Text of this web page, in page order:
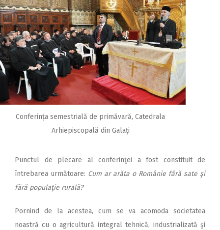
2013
2012
2011
2010
2009
Conferința semestrială de primăvară, Catedrala
Arhiepiscopală din Galaţi
Punctul de plecare al con­ferinţei a fost constituit de
întrebarea următoare: Cum ar arăta o Românie fără sate şi
fără populaţie rurală?
Pornind de la acestea, cum se va acomoda societatea
noastră cu o agricultură integral tehnică, industrializată şi